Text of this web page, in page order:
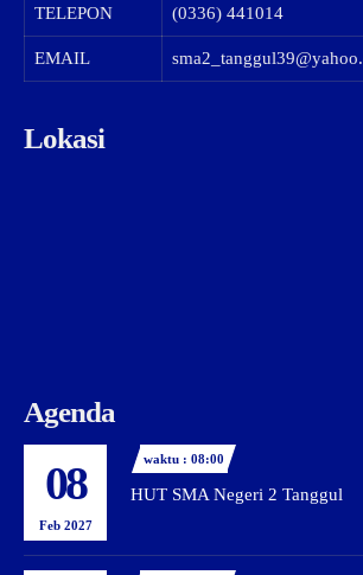
TELEPON (0336) 441014
EMAIL
Lokasi
Agenda
08
Feb 2027
waktu : 08:00
HUT SMA Negeri 2 Tanggul